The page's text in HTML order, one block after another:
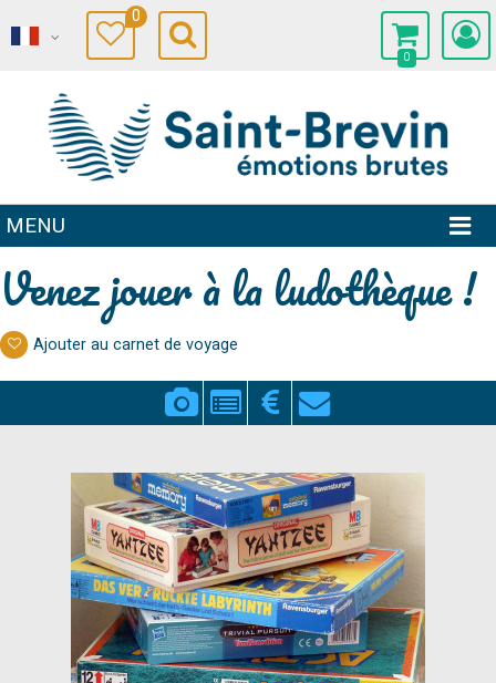
0
0
MENU
Venez jouer à la ludothèque !
Ajouter au carnet de voyage